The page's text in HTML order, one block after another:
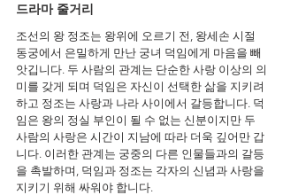
드라마 줄거리
조선의 왕 정조는 왕위에 오르기 전, 왕세손 시절
동궁에서 은밀하게 만난 궁녀 덕임에게 마음을 빼
앗깁니다. 두 사람의 관계는 단순한 사랑 이상의 의
미를 갖게 되며 덕임은 자신이 선택한 삶을 지키려
하고 정조는 사랑과 나라 사이에서 갈등합니다. 덕
임은 왕의 정실 부인이 될 수 없는 신분이지만 두
사람의 사랑은 시간이 지남에 따라 더욱 깊어만 갑
니다. 이러한 관계는 궁중의 다른 인물들과의 갈등
을 촉발하며, 덕임과 정조는 각자의 신념과 사랑을
지키기 위해 싸워야 합니다.